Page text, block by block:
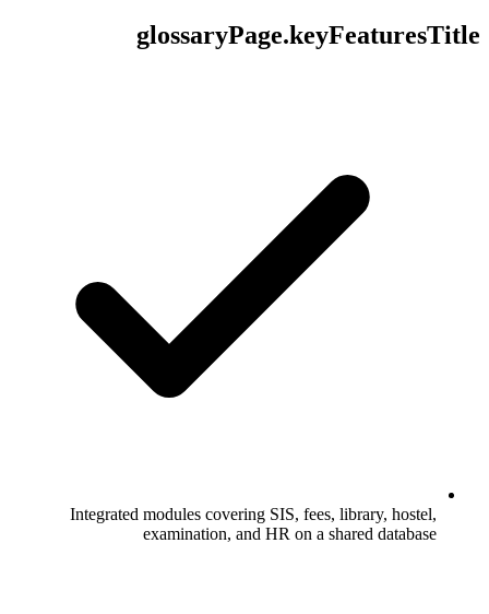
glossaryPage.keyFeaturesTitle
Integrated modules covering SIS, fees, library, hostel,
examination, and HR on a shared database